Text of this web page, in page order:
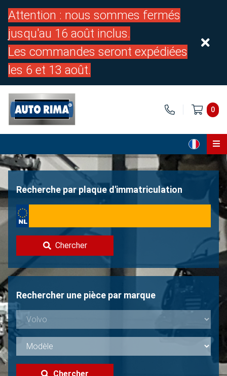
Attention : nous sommes fermés
jusqu'au 16 août inclus.
Les commandes seront expédiées
les 6 et 13 août.
0
Page d'accueil
À propos de nous
Vendre une Volvo?
Non trouvée?
Recherche par plaque d'immatriculation
Chercher
Rechercher une pièce par marque
Chercher